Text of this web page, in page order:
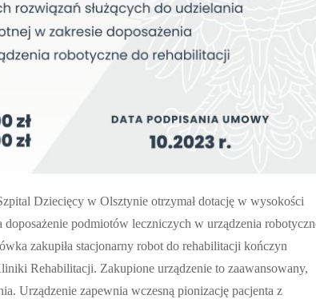
Dziecięcy w Olsztynie otrzymał dotację w wysokości
podmiotów leczniczych w urządzenia
zakupiła stacjonarny robot do rehabilitacji kończyn
Rehabilitacji. Zakupione urządzenie to zaawansowany,
Urządzenie zapewnia wczesną pionizację pacjenta z